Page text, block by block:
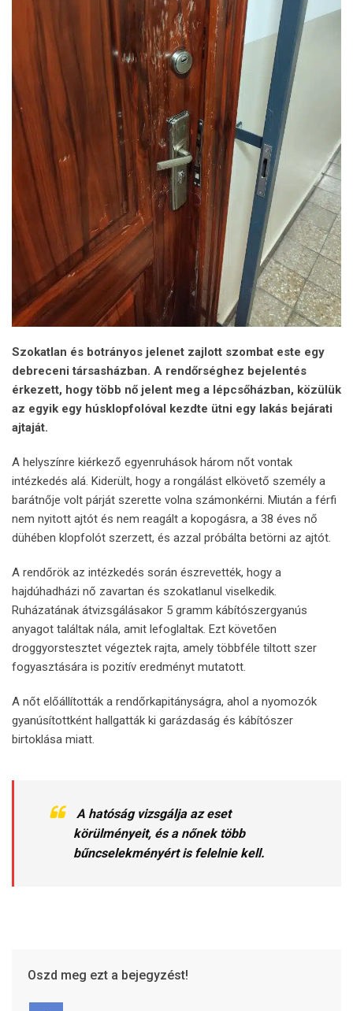
Szokatlan és botrányos jelenet zajlott szombat este egy
debreceni társasházban. A rendőrséghez bejelentés
érkezett, hogy több nő jelent meg a lépcsőházban, közülük
az egyik egy húsklopfolóval kezdte ütni egy lakás bejárati
ajtaját.
A helyszínre kiérkező egyenruhások három nőt vontak
intézkedés alá. Kiderült, hogy a rongálást elkövető személy a
barátnője volt párját szerette volna számonkérni. Miután a férfi
nem nyitott ajtót és nem reagált a kopogásra, a 38 éves nő
dühében klopfolót szerzett, és azzal próbálta betörni az ajtót.
A rendőrök az intézkedés során észrevették, hogy a
hajdúhadházi nő zavartan és szokatlanul viselkedik.
Ruházatának átvizsgálásakor 5 gramm kábítószergyanús
anyagot találtak nála, amit lefoglaltak. Ezt követően
droggyorstesztet végeztek rajta, amely többféle tiltott szer
fogyasztására is pozitív eredményt mutatott.
A nőt előállították a rendőrkapitányságra, ahol a nyomozók
gyanúsítottként hallgatták ki garázdaság és kábítószer
birtoklása miatt.
A hatóság vizsgálja az eset
körülményeit, és a nőnek több
bűncselekményért is felelnie kell.
Oszd meg ezt a bejegyzést!